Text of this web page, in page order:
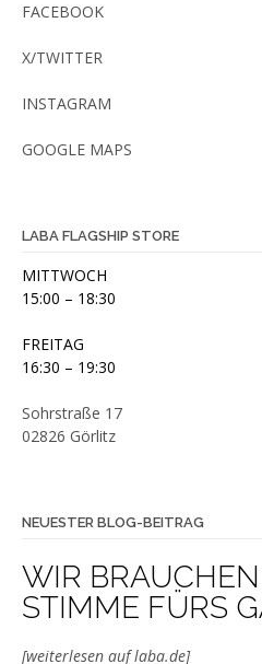
FACEBOOK
X/TWITTER
INSTAGRAM
GOOGLE MAPS
LABA FLAGSHIP STORE
MITTWOCH
15:00 – 18:30
FREITAG
16:30 – 19:30
Sohrstraße 17
02826 Görlitz
NEUESTER BLOG-BEITRAG
WIR
STIMME FÜRS
[weiterlesen auf laba.de]